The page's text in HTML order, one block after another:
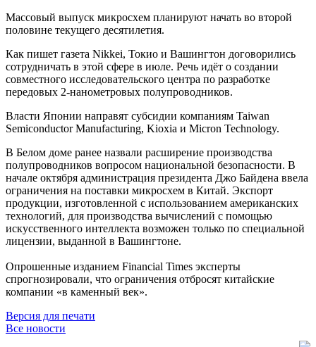
Массовый выпуск микросхем планируют начать во второй
половине текущего десятилетия.
Как пишет газета Nikkei, Токио и Вашингтон договорились
сотрудничать в этой сфере в июле. Речь идёт о создании
совместного исследовательского центра по разработке
передовых 2-нанометровых полупроводников.
Власти Японии направят субсидии компаниям Taiwan
Semiconductor Manufacturing, Kioxia и Micron Technology.
В Белом доме ранее назвали расширение производства
полупроводников вопросом национальной безопасности. В
начале октября администрация президента Джо Байдена ввела
ограничения на поставки микросхем в Китай. Экспорт
продукции, изготовленной с использованием американских
технологий, для производства вычислений с помощью
искусственного интеллекта возможен только по специальной
лицензии, выданной в Вашингтоне.
Опрошенные изданием Financial Times эксперты
спрогнозировали, что ограничения отбросят китайские
компании «в каменный век».
Версия для печати
Все новости